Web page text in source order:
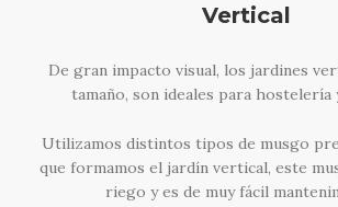
Vertical
De gran impacto visual, los jardines
tamaño, son ideales para hostelería
Utilizamos distintos tipos de musgo
que formamos el jardín vertical, este
riego y es de muy fácil